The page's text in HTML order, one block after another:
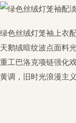
绿色丝绒灯笼袖上衣
天鹅绒暗纹波点面料
重工巴洛克项链强化
黄调，旧时光浪漫主义